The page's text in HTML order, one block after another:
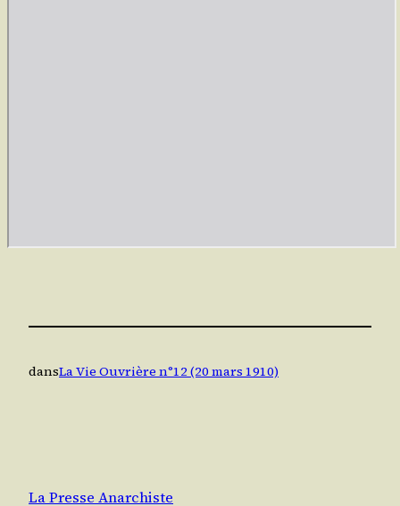
dansLa Vie Ouvrière n°12 (20 mars 1910)
La Presse Anarchiste